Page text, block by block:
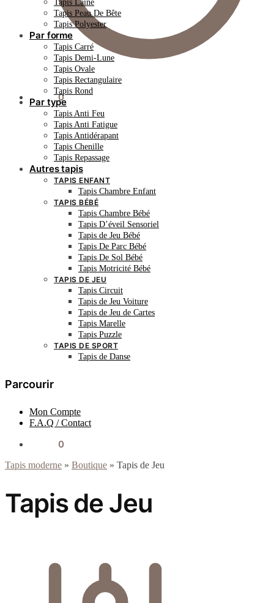
0.00€ 0
Tapis Laine
Tapis Peau De Bête
Tapis Polyester
Par forme
Tapis Carré
Tapis Demi-Lune
Tapis Ovale
Tapis Rectangulaire
Tapis Rond
Par type
Tapis Anti Feu
Tapis Anti Fatigue
Tapis Antidérapant
Tapis Chenille
Tapis Repassage
Autres tapis
TAPIS ENFANT
Tapis Chambre Enfant
TAPIS BÉBÉ
Tapis Chambre Bébé
Tapis D’éveil Sensoriel
Tapis de Jeu Bébé
Tapis De Parc Bébé
Tapis De Sol Bébé
Tapis Motricité Bébé
TAPIS DE JEU
Tapis Circuit
Tapis de Jeu Voiture
Tapis de Jeu de Cartes
Tapis Marelle
Tapis Puzzle
TAPIS DE SPORT
Tapis de Danse
Parcourir
Mon Compte
F.A.Q / Contact
0
Tapis moderne » Boutique » Tapis de Jeu
Tapis de Jeu